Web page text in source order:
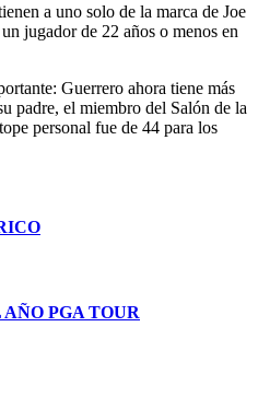
a uno solo de la marca de Joe
jugador de 22 años o menos en
Guerrero ahora tiene más
padre, el miembro del Salón de la
personal fue de 44 para los
PGA TOUR